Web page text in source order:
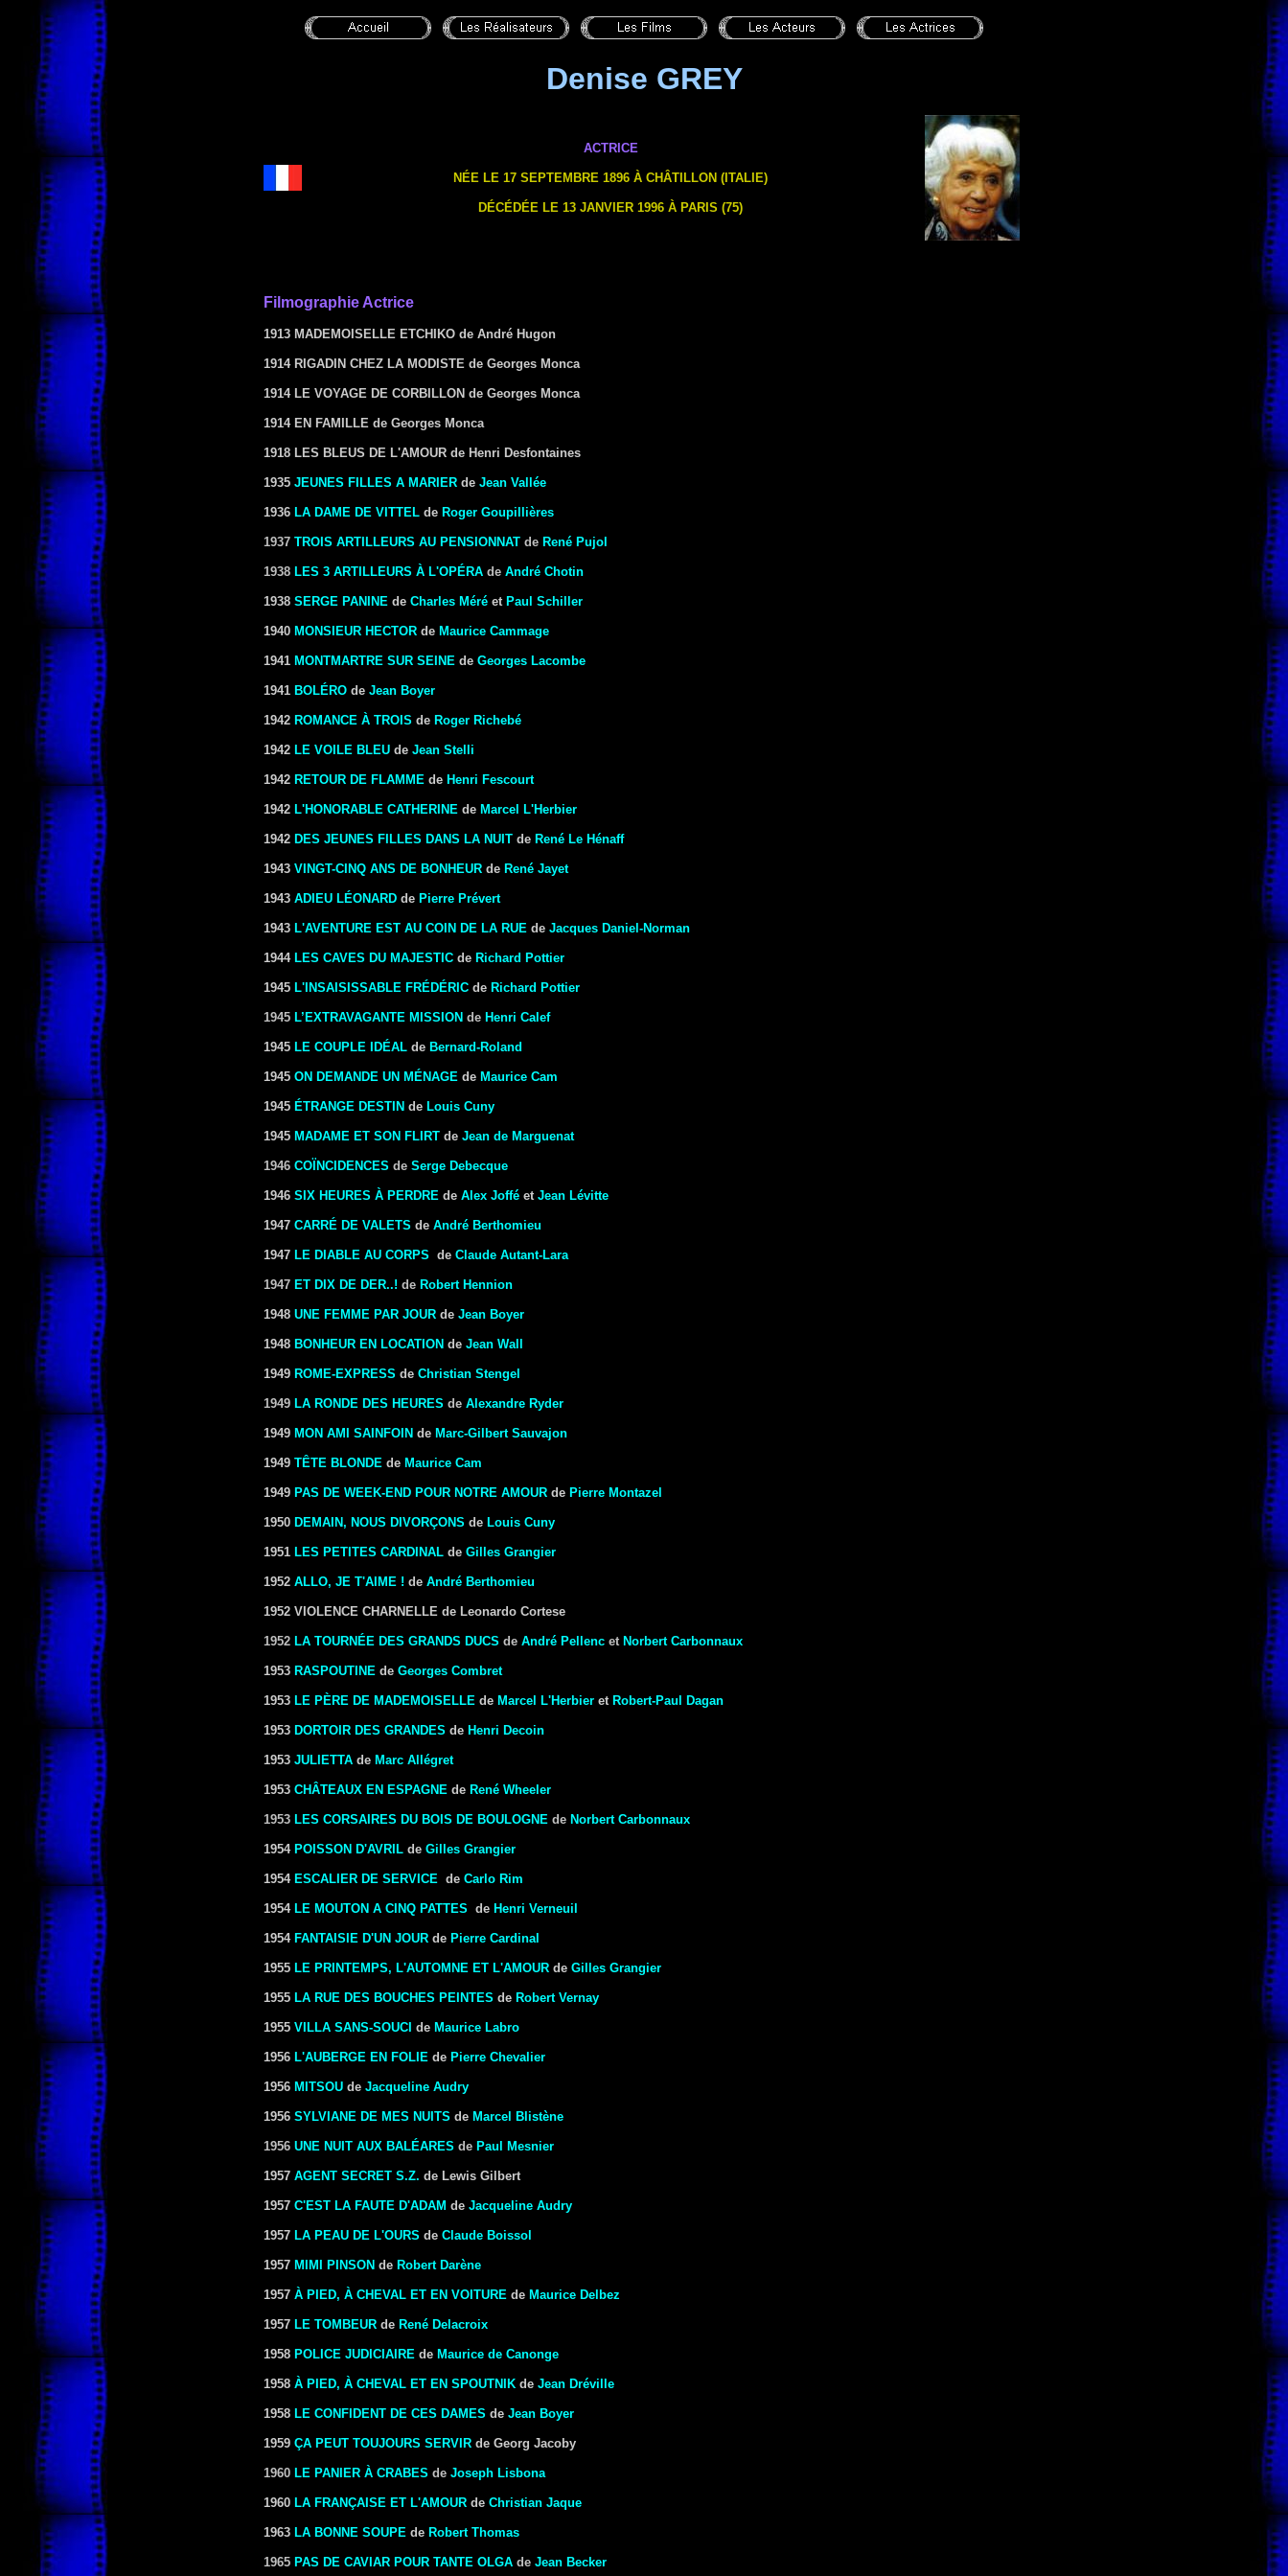
Denise GREY
ACTRICE
NÉE LE 17 SEPTEMBRE 1896 À CHÂTILLON (ITALIE)
DÉCÉDÉE LE 13 JANVIER 1996 À PARIS (75)
Filmographie Actrice
1913 MADEMOISELLE ETCHIKO de André Hugon
1914 RIGADIN CHEZ LA MODISTE de Georges Monca
1914 LE VOYAGE DE CORBILLON de Georges Monca
1914 EN FAMILLE de Georges Monca
1918 LES BLEUS DE L'AMOUR de Henri Desfontaines
1935 JEUNES FILLES A MARIER de Jean Vallée
1936 LA DAME DE VITTEL de Roger Goupillières
1937 TROIS ARTILLEURS AU PENSIONNAT de René Pujol
1938 LES 3 ARTILLEURS À L'OPÉRA de André Chotin
1938 SERGE PANINE de Charles Méré et Paul Schiller
1940 MONSIEUR HECTOR de Maurice Cammage
1941 MONTMARTRE SUR SEINE de Georges Lacombe
1941 BOLÉRO de Jean Boyer
1942 ROMANCE À TROIS de Roger Richebé
1942 LE VOILE BLEU de Jean Stelli
1942 RETOUR DE FLAMME de Henri Fescourt
1942 L'HONORABLE CATHERINE de Marcel L'Herbier
1942 DES JEUNES FILLES DANS LA NUIT de René Le Hénaff
1943 VINGT-CINQ ANS DE BONHEUR de René Jayet
1943 ADIEU LÉONARD de Pierre Prévert
1943 L'AVENTURE EST AU COIN DE LA RUE de Jacques Daniel-Norman
1944 LES CAVES DU MAJESTIC de Richard Pottier
1945 L'INSAISISSABLE FRÉDÉRIC de Richard Pottier
1945 L’EXTRAVAGANTE MISSION de Henri Calef
1945 LE COUPLE IDÉAL de Bernard-Roland
1945 ON DEMANDE UN MÉNAGE de Maurice Cam
1945 ÉTRANGE DESTIN de Louis Cuny
1945 MADAME ET SON FLIRT de Jean de Marguenat
1946 COÏNCIDENCES de Serge Debecque
1946 SIX HEURES À PERDRE de Alex Joffé et Jean Lévitte
1947 CARRÉ DE VALETS de André Berthomieu
1947 LE DIABLE AU CORPS de Claude Autant-Lara
1947 ET DIX DE DER..! de Robert Hennion
1948 UNE FEMME PAR JOUR de Jean Boyer
1948 BONHEUR EN LOCATION de Jean Wall
1949 ROME-EXPRESS de Christian Stengel
1949 LA RONDE DES HEURES de Alexandre Ryder
1949 MON AMI SAINFOIN de Marc-Gilbert Sauvajon
1949 TÊTE BLONDE de Maurice Cam
1949 PAS DE WEEK-END POUR NOTRE AMOUR de Pierre Montazel
1950 DEMAIN, NOUS DIVORÇONS de Louis Cuny
1951 LES PETITES CARDINAL de Gilles Grangier
1952 ALLO, JE T'AIME ! de André Berthomieu
1952 VIOLENCE CHARNELLE de Leonardo Cortese
1952 LA TOURNÉE DES GRANDS DUCS de André Pellenc et Norbert Carbonnaux
1953 RASPOUTINE de Georges Combret
1953 LE PÈRE DE MADEMOISELLE de Marcel L'Herbier et Robert-Paul Dagan
1953 DORTOIR DES GRANDES de Henri Decoin
1953 JULIETTA de Marc Allégret
1953 CHÂTEAUX EN ESPAGNE de René Wheeler
1953 LES CORSAIRES DU BOIS DE BOULOGNE de Norbert Carbonnaux
1954 POISSON D'AVRIL de Gilles Grangier
1954 ESCALIER DE SERVICE de Carlo Rim
1954 LE MOUTON A CINQ PATTES de Henri Verneuil
1954 FANTAISIE D'UN JOUR de Pierre Cardinal
1955 LE PRINTEMPS, L'AUTOMNE ET L'AMOUR de Gilles Grangier
1955 LA RUE DES BOUCHES PEINTES de Robert Vernay
1955 VILLA SANS-SOUCI de Maurice Labro
1956 L'AUBERGE EN FOLIE de Pierre Chevalier
1956 MITSOU de Jacqueline Audry
1956 SYLVIANE DE MES NUITS de Marcel Blistène
1956 UNE NUIT AUX BALÉARES de Paul Mesnier
1957 AGENT SECRET S.Z. de Lewis Gilbert
1957 C'EST LA FAUTE D'ADAM de Jacqueline Audry
1957 LA PEAU DE L'OURS de Claude Boissol
1957 MIMI PINSON de Robert Darène
1957 À PIED, À CHEVAL ET EN VOITURE de Maurice Delbez
1957 LE TOMBEUR de René Delacroix
1958 POLICE JUDICIAIRE de Maurice de Canonge
1958 À PIED, À CHEVAL ET EN SPOUTNIK de Jean Dréville
1958 LE CONFIDENT DE CES DAMES de Jean Boyer
1959 ÇA PEUT TOUJOURS SERVIR de Georg Jacoby
1960 LE PANIER À CRABES de Joseph Lisbona
1960 LA FRANÇAISE ET L'AMOUR de Christian Jaque
1963 LA BONNE SOUPE de Robert Thomas
1965 PAS DE CAVIAR POUR TANTE OLGA de Jean Becker